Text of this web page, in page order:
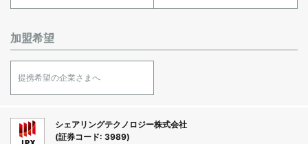
加盟希望
提携希望の企業さまへ
シェアリングテクノロジー株式会社
(証券コード: 3989)